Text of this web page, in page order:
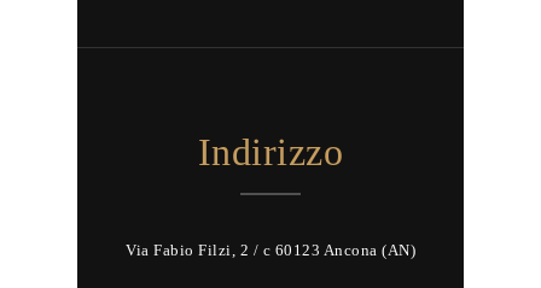
Indirizzo
Via Fabio Filzi, 2 / c 60123 Ancona (AN)